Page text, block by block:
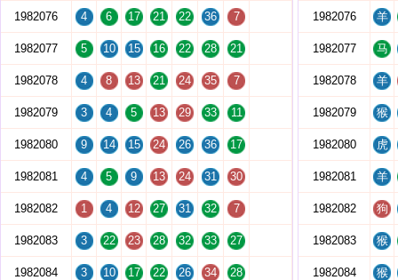
1982076 4 6 17 21 22 36 7
1982077 5 10 15 16 22 28 21
1982078 4 8 13 21 24 35 7
1982079 3 4 5 13 29 33 11
1982080 9 14 15 24 26 36 17
1982081 4 5 9 13 24 31 30
1982082 1 4 12 27 31 32 7
1982083 3 22 23 28 32 33 27
1982084 3 10 17 22 26 34 28
1982076 羊
1982077 马
1982078 羊
1982079 猴
1982080 虎
1982081 羊
1982082 狗
1982083 猴
1982084 猴